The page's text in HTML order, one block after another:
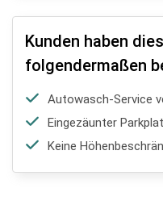
Kunden haben
folgendermaßen
Autowasch-Service
Eingezäunter
Keine